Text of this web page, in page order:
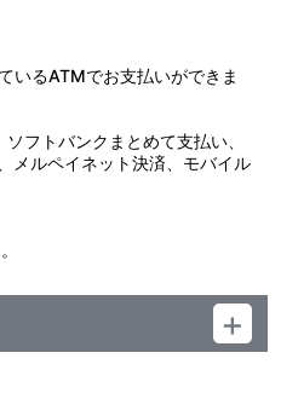
いるATMでお支払いができま
フトバンクまとめて支払い、
メルペイネット決済、モバイル